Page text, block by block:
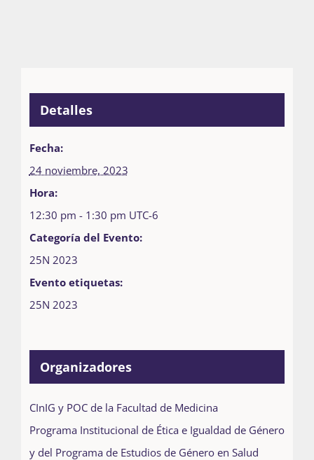
Detalles
Fecha:
24 noviembre, 2023
Hora:
12:30 pm - 1:30 pm UTC-6
Categoría del Evento:
25N 2023
Evento etiquetas:
25N 2023
Organizadores
CInIG y POC de la Facultad de Medicina
Programa Institucional de Ética e Igualdad de Género
y del Programa de Estudios de Género en Salud